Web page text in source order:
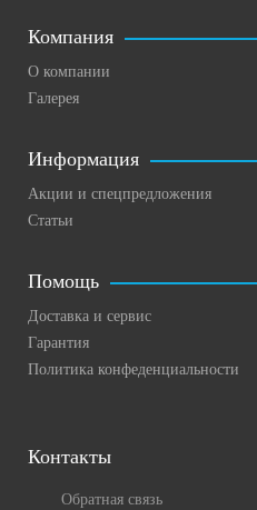
Компания
О компании
Галерея
Информация
Акции и спецпредложения
Статьи
Помощь
Доставка и сервис
Гарантия
Политика конфеденциальности
Контакты
Обратная связь